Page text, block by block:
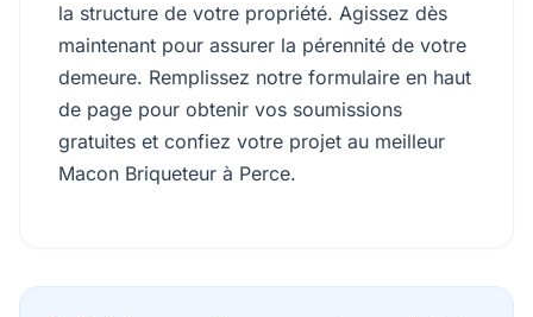
la structure de votre propriété. Agissez dès
maintenant pour assurer la pérennité de votre
demeure. Remplissez notre formulaire en haut
de page pour obtenir vos soumissions
gratuites et confiez votre projet au meilleur
Macon Briqueteur à Perce.